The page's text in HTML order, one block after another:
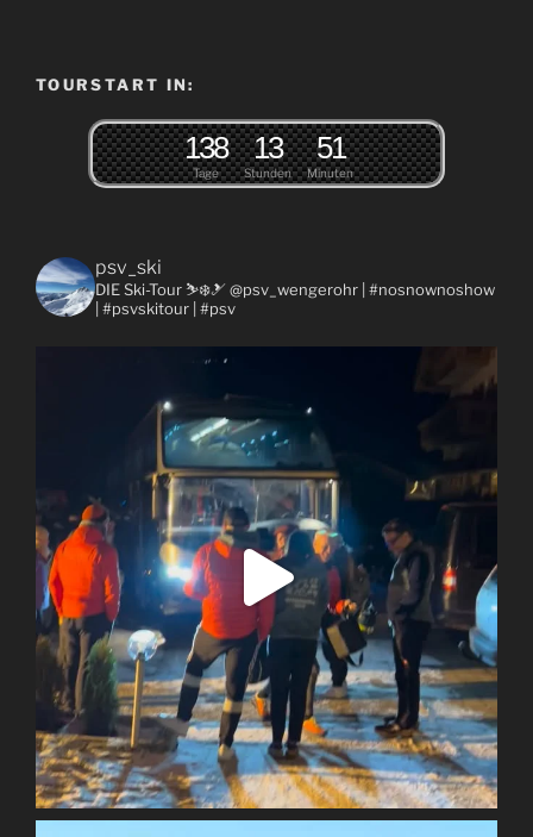
TOURSTART IN:
Tage
138
Stunden
13
Minuten
51
psv_ski
DIE Ski-Tour ⛷❄️🎿 @psv_wengerohr | #nosnownoshow
| #psvskitour | #psv